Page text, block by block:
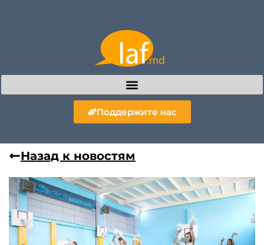
Поддержите нас
Назад к новостям